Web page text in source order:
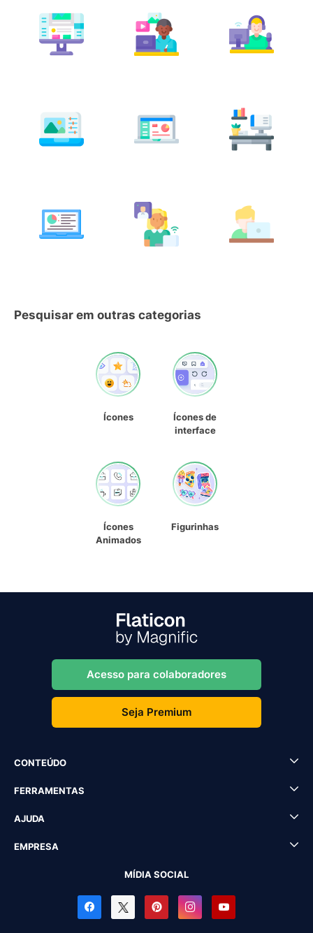
Pesquisar em outras categorias
Ícones
Ícones de
interface
Ícones
Animados
Figurinhas
Acesso para colaboradores
Seja Premium
CONTEÚDO
FERRAMENTAS
AJUDA
EMPRESA
MÍDIA SOCIAL